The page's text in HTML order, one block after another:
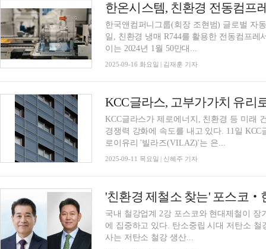
한온시스템, 친환경 전동컴프
한국앤컴퍼니그룹(회장 조현범) 글로벌 자
일, 친환경 냉매 R744를 활용한 전동컴프
이는 2024년 1월 50만대...
2025-09-16 화요일 | 김재훈 기자
KCC글라스, 고부가가치 유리
KCC글라스가 제로에너지, 친환경 등 미래
경쟁력 강화에 속도를 내고 있다. 11일
로이유리 '빌라즈(VILAZ)'는 은...
2025-09-11 목요일 | 신혜주 기자
'친환경 제철소 찾는' 포스코‧
국내 철강업계 2강 포스코와 현대제철이
에 집중하고 있다. 탄소중립 시대 저탄소 철
사는 저탄소 철강 생산...